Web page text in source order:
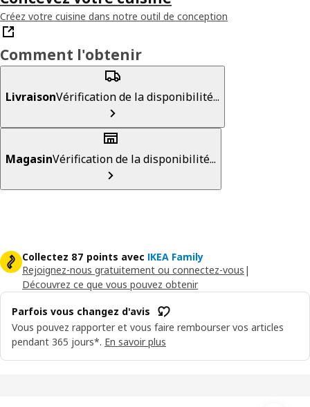
Créez votre cuisine dans notre outil de conception
Comment l'obtenir
LivraisonVérification de la disponibilité...
MagasinVérification de la disponibilité...
Collectez 87 points avec IKEA Family
Rejoignez-nous gratuitement ou connectez-vous |
Découvrez ce que vous pouvez obtenir
Parfois vous changez d'avis
Vous pouvez rapporter et vous faire rembourser vos articles
pendant 365 jours*. En savoir plus